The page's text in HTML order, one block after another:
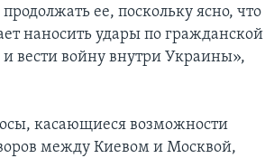
ее, поскольку ясно, что
наносить удары по гражданской
и вести войну внутри Украины»,
касающиеся возможности
между Киевом и Москвой,